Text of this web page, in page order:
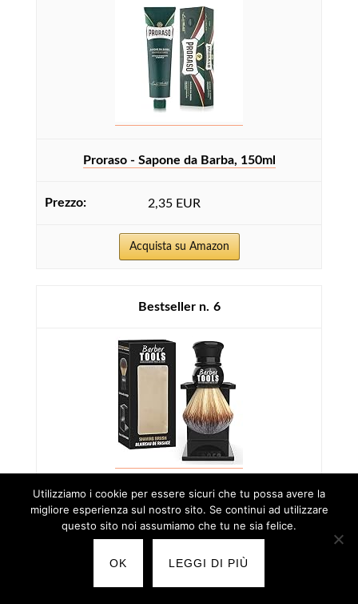
Proraso - Sapone da Barba, 150ml
2,35 EUR
Acquista su Amazon
6
Barber Tools Pennello da Barba con Supporto
Acquista su Amazon
Utilizziamo i cookie per essere sicuri che tu possa avere la
migliore esperienza sul nostro sito. Se continui ad utilizzare
questo sito noi assumiamo che tu ne sia felice.
OK LEGGI DI PIÙ